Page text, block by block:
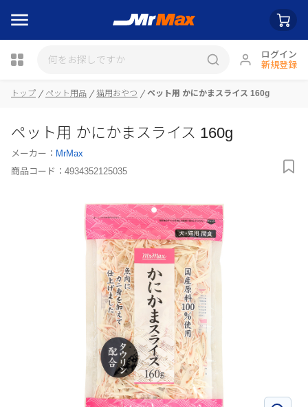
ログイン
新規登録
トップ ペット用品 猫用おやつ ペット用 かにかまスライス 160g
ペット用 かにかまスライス 160g
メーカー： MrMax
商品コード： 4934352125035